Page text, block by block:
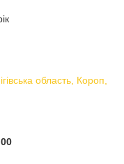
область, Короп,